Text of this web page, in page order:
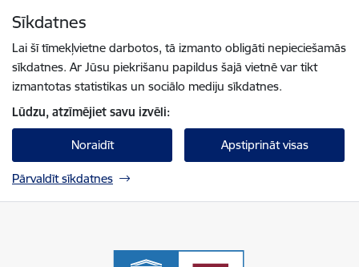
Sīkdatnes
Lai šī tīmekļvietne darbotos, tā izmanto obligāti nepieciešamās
sīkdatnes. Ar Jūsu piekrišanu papildus šajā vietnē var tikt
izmantotas statistikas un sociālo mediju sīkdatnes.
Lūdzu, atzīmējiet savu izvēli:
Noraidīt Apstiprināt visas
Pārvaldīt sīkdatnes